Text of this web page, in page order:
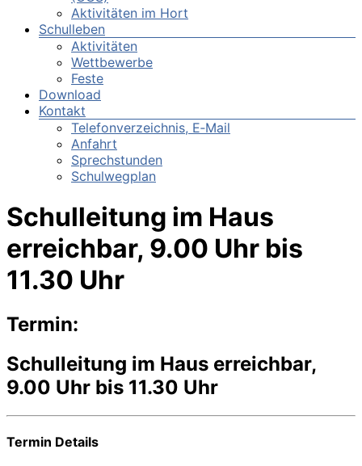
Aktivitäten im Hort
Schulleben
Aktivitäten
Wettbewerbe
Feste
Download
Kontakt
Telefonverzeichnis, E‑Mail
Anfahrt
Sprechstunden
Schulwegplan
Schulleitung im Haus
erreichbar, 9.00 Uhr bis
11.30 Uhr
Termin:
Schulleitung im Haus erreichbar,
9.00 Uhr bis 11.30 Uhr
Termin Details